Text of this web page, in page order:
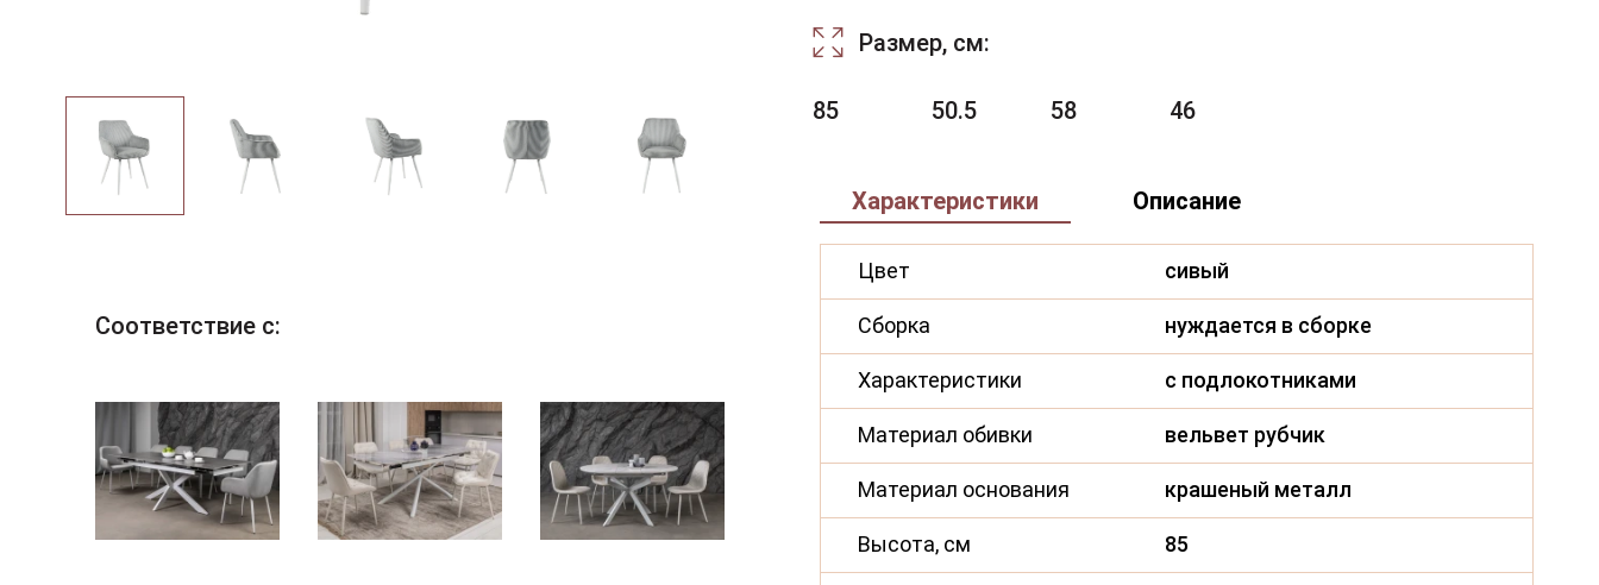
Размер, см:
85 50.5 58 46
Характеристики Описание
Цвет сивый
Сборка нуждается в сборке
Характеристики с подлокотниками
Материал обивки вельвет рубчик
Материал основания крашеный металл
Высота, см 85
Соответствие с: